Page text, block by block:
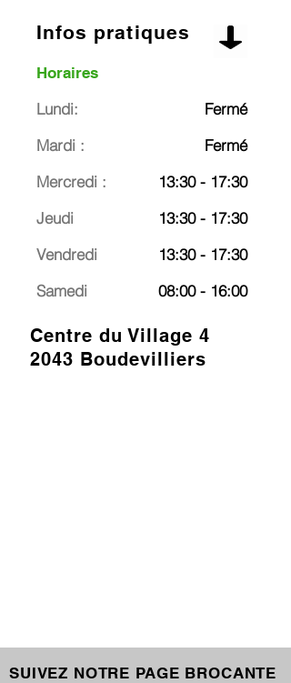
Infos pratiques
Horaires
Lundi:
Mardi :
Mercredi :
Jeudi
Vendredi
Samedi
Fermé
Fermé
13:30 - 17:30
13:30 - 17:30
13:30 - 17:30
08:00 - 16:00
Centre du Village 4
2043 Boudevilliers
SUIVEZ NOTRE PAGE BROCANTE